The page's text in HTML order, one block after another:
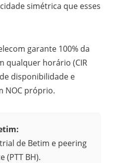
simétrica que esses
garante 100% da
qualquer horário (CIR
disponibilidade e
NOC próprio.
de Betim e peering
(PTT BH).